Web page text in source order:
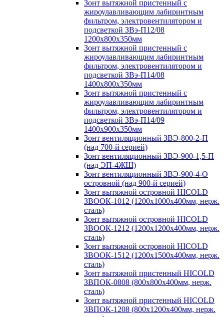
Зонт вытяжной пристенный с
жироулавливающим лабиринтным
фильтром, электровентилятором и
подсветкой ЗВэ-П12/08
1200х800х350мм
Зонт вытяжной пристенный с
жироулавливающим лабиринтным
фильтром, электровентилятором и
подсветкой ЗВэ-П14/08
1400х800х350мм
Зонт вытяжной пристенный с
жироулавливающим лабиринтным
фильтром, электровентилятором и
подсветкой ЗВэ-П14/09
1400х900х350мм
Зонт вентиляционный ЗВЭ-800-2-П
(над 700-й серией)
Зонт вентиляционный ЗВЭ-900-1,5-П
(над ЭП-4ЖШ)
Зонт вентиляционный ЗВЭ-900-4-О
островной (над 900-й серией)
Зонт вытяжной островной HICOLD
ЗВООК-1012 (1200х1000х400мм, нерж.
сталь)
Зонт вытяжной островной HICOLD
ЗВООК-1212 (1200x1200x400мм, нерж.
сталь)
Зонт вытяжной островной HICOLD
ЗВООК-1512 (1200х1500х400мм, нерж.
сталь)
Зонт вытяжной пристенный HICOLD
ЗВПОК-0808 (800х800х400мм, нерж.
сталь)
Зонт вытяжной пристенный HICOLD
ЗВПОК-1208 (800х1200х400мм, нерж.